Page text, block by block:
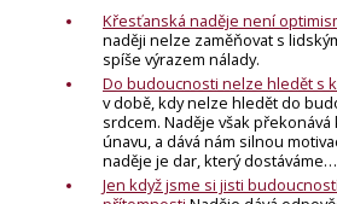
Křesťanská naděje není
naději nelze zaměňovat s
spíše výrazem nálady.
Do budoucnosti nelze hledět s
v době, kdy nelze hledět do
srdcem. Naděje však
únavu, a dává nám silnou
naděje je dar, který dostáváme…
Jen když jsme si jisti